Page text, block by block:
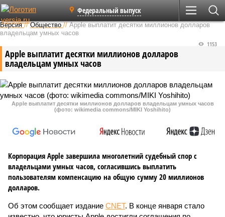
Федеральный выпуск
Версия //Общество //Apple выплатит десятки миллионов долларов
владельцам умных часов
Apple выплатит десятки миллионов долларов
владельцам умных часов
1153
Apple выплатит десятки миллионов долларов владельцам умных часов
(фото: wikimedia commons/MIKI Yoshihito)
Корпорация Apple завершила многолетний судебный спор с
владельцами умных часов, согласившись выплатить
пользователям компенсацию на общую сумму 20 миллионов
долларов.
Об этом сообщает издание CNET. В конце января стало